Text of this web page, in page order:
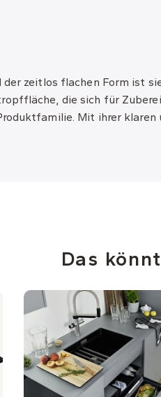
zeitlos flachen Form ist
die sich für
Mit ihrer
Das